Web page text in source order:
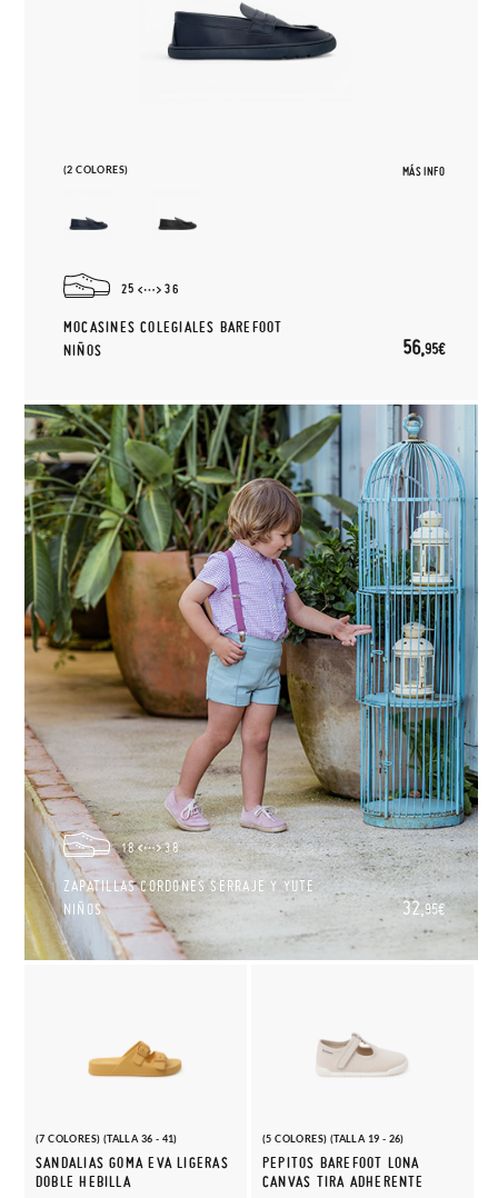
(2 COLORES) MÁS INFO
25 36
MOCASINES COLEGIALES BAREFOOT
NIÑOS
56,95€
18 38
ZAPATILLAS CORDONES SERRAJE Y YUTE
NIÑOS
32,95€
(7 COLORES) (TALLA 36 - 41)
SANDALIAS GOMA EVA LIGERAS
DOBLE HEBILLA
(5 COLORES) (TALLA 19 - 26)
PEPITOS BAREFOOT LONA
CANVAS TIRA ADHERENTE